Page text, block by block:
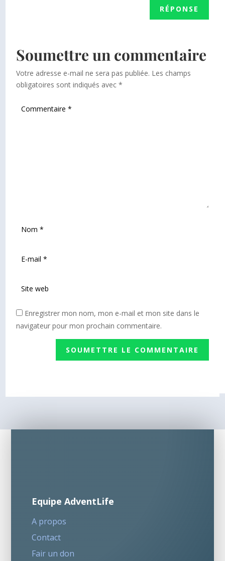
RÉPONSE
Soumettre un commentaire
Votre adresse e-mail ne sera pas publiée. Les champs
obligatoires sont indiqués avec*
Enregistrer mon nom, mon e-mail et mon site dans le
navigateur pour mon prochain commentaire.
SOUMETTRE LE COMMENTAIRE
Equipe AdventLife
A propos
Contact
Fair un don